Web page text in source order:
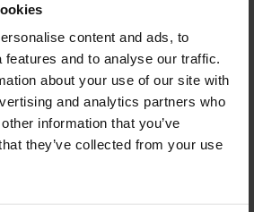
content and ads, to
features and to analyse our traffic.
about your use of our site with
and analytics partners who
information that you’ve
they’ve collected from your use